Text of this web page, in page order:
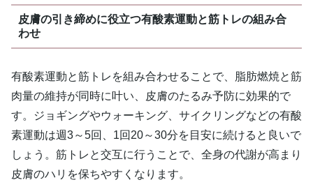
皮膚の引き締めに役立つ有酸素運動と筋トレの組み合
わせ
有酸素運動と筋トレを組み合わせることで、脂肪燃焼と筋
肉量の維持が同時に叶い、皮膚のたるみ予防に効果的で
す。ジョギングやウォーキング、サイクリングなどの有酸
素運動は週3～5回、1回20～30分を目安に続けると良いで
しょう。筋トレと交互に行うことで、全身の代謝が高まり
皮膚のハリを保ちやすくなります。